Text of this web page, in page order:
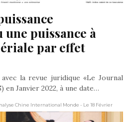
puissance à
par effet
la revue juridique «Le Journal
en Janvier 2022, à une date…
Chine International Monde - Le 18 Février